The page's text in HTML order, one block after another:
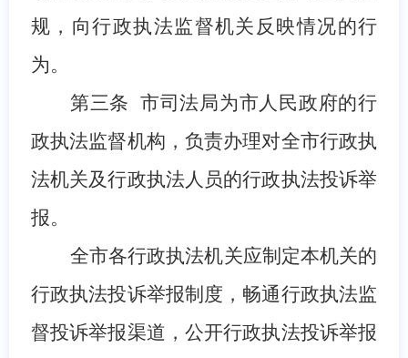
规，向行政执法监督机关反映情况的行
为。
第三条 市司法局为市人民政府的行
政执法监督机构 ， 负责办理对全市行政执
法机关及行政执法人员的行政执法投诉举
报。
全市各行政执法机关应制定本机关的
行政执法投诉举报制度，畅通行政执法监
督投诉举报渠道， 公开行政执法投诉举报